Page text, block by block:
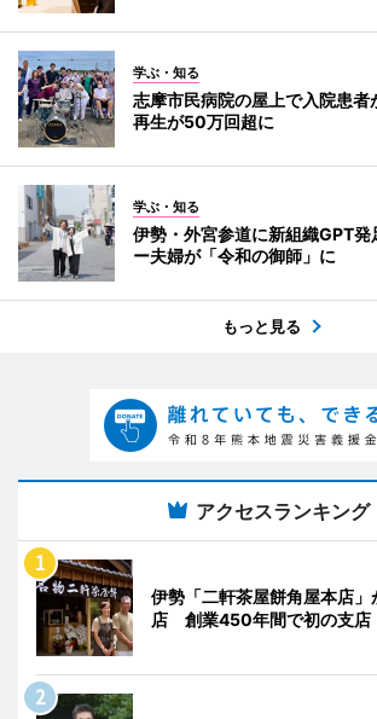
学ぶ・知る
志摩市民病院の屋上で入院患
再生が50万回超に
学ぶ・知る
伊勢・外宮参道に新組織GPT
ー夫婦が「令和の御師」に
もっと見る
アクセスランキング
伊勢「二軒茶屋餅角屋本店」
店 創業450年間で初の支店